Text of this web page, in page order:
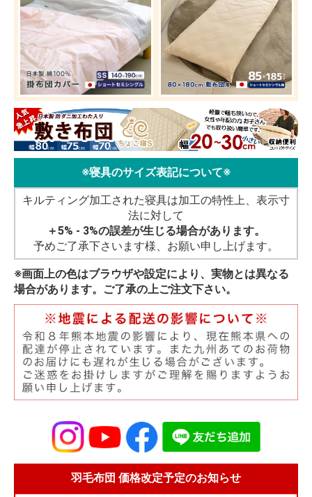
※寝具のサイズ表記について※
キルティング加工された寝具は加工の特性上、表示寸
法に対して
＋5% - 3%の誤差が生じる場合があります。
予めご了承下さいます様、お願い申し上げます。
※画面上の色はブラウザや設定により、実物とは異なる
場合があります。ご了承の上ご注文下さい。
羽毛布団 価格改定予定のお知らせ